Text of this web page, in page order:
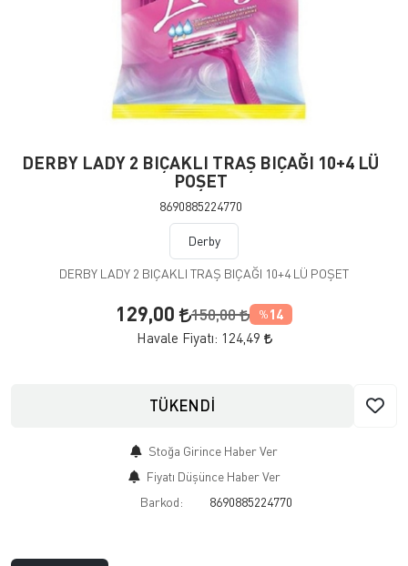
DERBY LADY 2 BIÇAKLI TRAŞ BIÇAĞI 10+4 LÜ
POŞET
8690885224770
Derby
DERBY LADY 2 BIÇAKLI TRAŞ BIÇAĞI 10+4 LÜ POŞET
129,00 150,00 % 14
Havale Fiyatı: 124,49
TÜKENDİ
Stoğa Girince Haber Ver
Fiyatı Düşünce Haber Ver
Barkod:
8690885224770